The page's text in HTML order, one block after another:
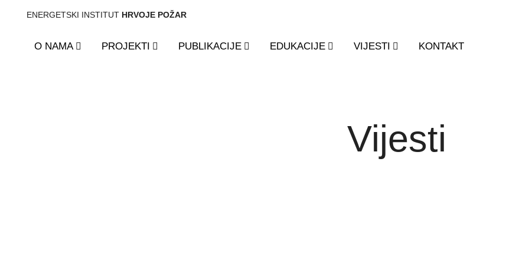
ENERGETSKI INSTITUT HRVOJE POŽAR
O NAMA PROJEKTI PUBLIKACIJE EDUKACIJE VIJESTI KONTAKT
Vijesti